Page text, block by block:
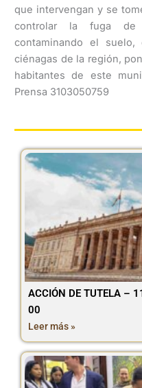
que intervengan y se
controlar la fuga de
contaminando el
ciénagas de la región,
habitantes de este
Prensa 3103050759
ACCIÓN DE TUTELA –
00
Leer más »